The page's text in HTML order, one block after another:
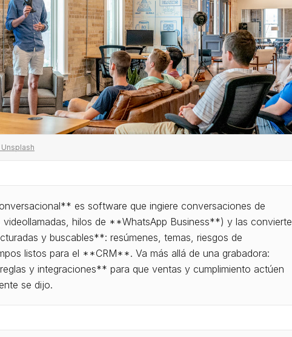
es software que ingiere conversaciones de
videollamadas, hilos de **WhatsApp Business**) y las convierte
y buscables**: resúmenes, temas, riesgos de
listos para el **CRM**. Va más allá de una grabadora:
y integraciones** para que ventas y cumplimiento actúen
se dijo.